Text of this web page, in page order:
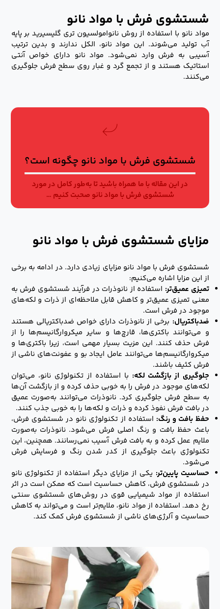
شستشوی فرش با مواد نانو
مواد نانو با استفاده از روش نانوامولسیون تری­ گلیسیرید بر پایه
آب تولید می‌شوند. این مواد نانو، الکل ندارند و بدین ترتیب
آسیبی به فرش وارد نمی‌شود. مواد نانو دارای خواص آنتی
استاتیک هستند و از تجمع گرد و غبار روی سطح فرش جلوگیری
می‌کنند.
شستشوی فرش با مواد نانو چگونه است؟
در این مقاله با ما همراه باشید تا به‌طور کامل در مورد
شستشوی فرش با مواد نانو صحبت کنیم …
مزایای شستشوی فرش با مواد نانو
شستشوی فرش با مواد نانو مزایای زیادی دارد. در ادامه به برخی
از این مزایا اشاره می‌کنیم:
تمیزی عمیق‌تر: استفاده از نانوذرات در فرآیند شستشوی فرش به
معنی تمیزی عمیق‌تر و کاهش قابل ملاحظه‌ای از ذرات و لکه‌های
موجود در فرش است.
ضدباکتریال: برخی از نانوذرات دارای خواص ضدباکتریالی هستند
و می‌توانند باکتری‌ها، قارچ‌ها و سایر میکروارگانیسم‌ها را از
فرش حذف کنند. این مزیت بسیار مهمی است، زیرا باکتری‌ها و
میکروارگانیسم‌ها می‌توانند عامل ایجاد بو و عفونت‌های ناشی از
فرش کثیف باشند.
جلوگیری از بازگشت لکه: با استفاده از تکنولوژی نانو، می‌توان
لکه‌های موجود در فرش را به خوبی حذف کرده و از بازگشت آن‌ها
به سطح فرش جلوگیری کرد. نانوذرات می‌توانند به‌صورت عمیق
در بافت فرش نفوذ کرده و ذرات و لکه‌ها را به خوبی جذب کنند.
حفظ بافت و رنگ: استفاده از تکنولوژی نانو در شستشوی فرش،
باعث حفظ بافت و رنگ اصلی فرش می‌شود. نانوذرات به‌صورت
ملایم عمل کرده و به بافت فرش آسیب نمی‌رسانند. همچنین، این
تکنولوژی باعث جلوگیری از کدر شدن رنگ و فرسایش فرش
می‌شود.
حساسیت پایین‌تر: یکی از مزایای دیگر استفاده از تکنولوژی نانو
در شستشوی فرش، کاهش حساسیت است که ممکن است در اثر
استفاده از مواد شیمیایی قوی در روش‌های شستشوی سنتی
رخ دهد. استفاده از مواد نانو، ملایم‌تر است و می‌تواند به کاهش
حساسیت و آلرژی‌های ناشی از شستشوی فرش کمک کند.